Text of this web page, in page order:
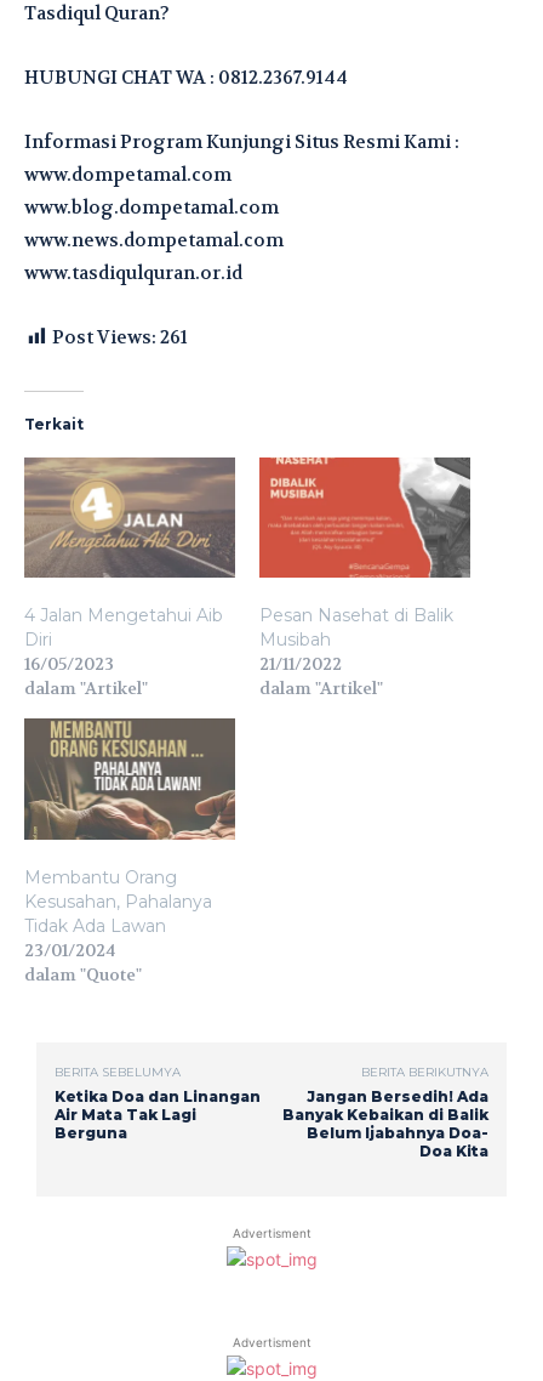
Tasdiqul Quran?
HUBUNGI CHAT WA : 0812.2367.9144
Informasi Program Kunjungi Situs Resmi Kami :
www.dompetamal.com
www.blog.dompetamal.com
www.news.dompetamal.com
www.tasdiqulquran.or.id
Post Views: 261
Terkait
4 Jalan Mengetahui Aib
Diri
16/05/2023
dalam "Artikel"
Pesan Nasehat di Balik
Musibah
21/11/2022
dalam "Artikel"
Membantu Orang
Kesusahan, Pahalanya
Tidak Ada Lawan
23/01/2024
dalam "Quote"
BERITA SEBELUMYA
Ketika Doa dan Linangan
Air Mata Tak Lagi
Berguna
BERITA BERIKUTNYA
Jangan Bersedih! Ada
Banyak Kebaikan di Balik
Belum Ijabahnya Doa-
Doa Kita
Advertisment
Advertisment